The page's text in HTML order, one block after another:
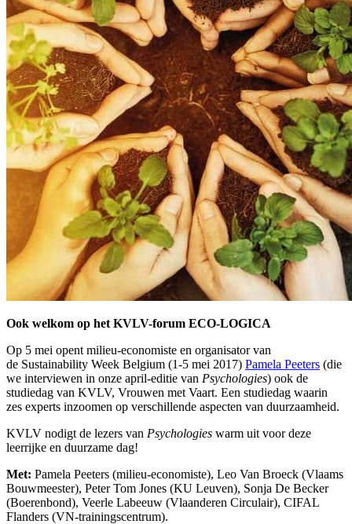
Ook welkom op het KVLV-forum ECO-LOGICA
Op 5 mei opent milieu-economiste en organisator van
de Sustainability Week Belgium (1-5 mei 2017) Pamela Peeters (die
we interviewen in onze april-editie van Psychologies) ook de
studiedag van KVLV, Vrouwen met Vaart. Een studiedag waarin
zes experts inzoomen op verschillende aspecten van duurzaamheid.
KVLV nodigt de lezers van Psychologies warm uit voor deze
leerrijke en duurzame dag!
Met: Pamela Peeters (milieu-economiste), Leo Van Broeck (Vlaams
Bouwmeester), Peter Tom Jones (KU Leuven), Sonja De Becker
(Boerenbond), Veerle Labeeuw (Vlaanderen Circulair), CIFAL
Flanders (VN-trainingscentrum).